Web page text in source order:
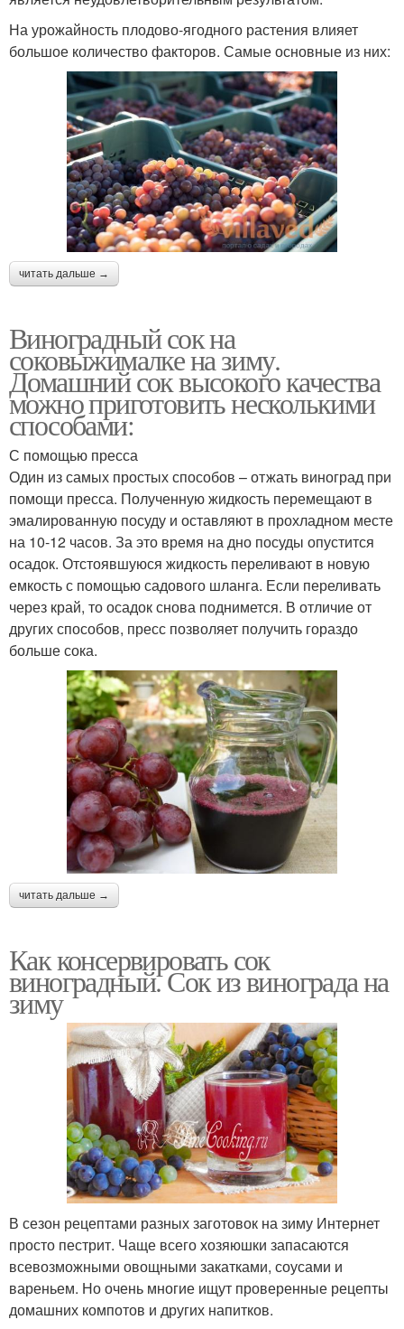
На урожайность плодово-ягодного растения влияет
большое количество факторов. Самые основные из них:
читать дальше →
Виноградный сок на
соковыжималке на зиму.
Домашний сок высокого качества
можно приготовить несколькими
способами:
С помощью пресса
Один из самых простых способов – отжать виноград при
помощи пресса. Полученную жидкость перемещают в
эмалированную посуду и оставляют в прохладном месте
на 10-12 часов. За это время на дно посуды опустится
осадок. Отстоявшуюся жидкость переливают в новую
емкость с помощью садового шланга. Если переливать
через край, то осадок снова поднимется. В отличие от
других способов, пресс позволяет получить гораздо
больше сока.
читать дальше →
Как консервировать сок
виноградный. Сок из винограда на
зиму
В сезон рецептами разных заготовок на зиму Интернет
просто пестрит. Чаще всего хозяюшки запасаются
всевозможными овощными закатками, соусами и
вареньем. Но очень многие ищут проверенные рецепты
домашних компотов и других напитков.